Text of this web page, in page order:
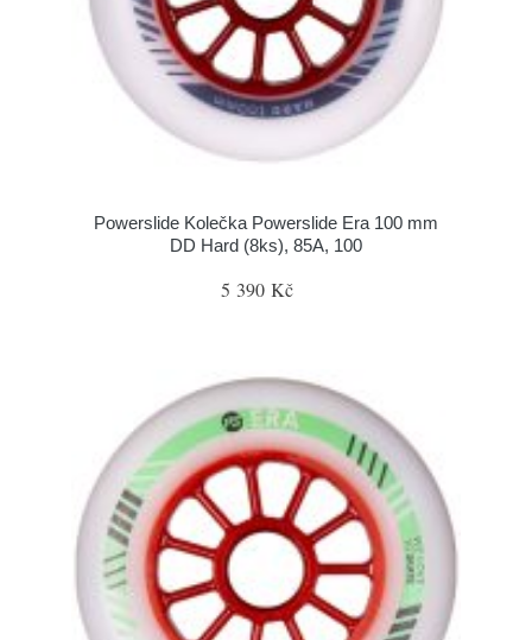
Powerslide Kolečka Powerslide Era 100 mm
DD Hard (8ks), 85A, 100
5 390 Kč